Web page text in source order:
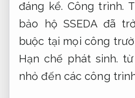
đáng kể. Công trình.
bảo hộ SSEDA đã
buộc tại mọi công
Hạn chế phát sinh.
nhỏ đến các công